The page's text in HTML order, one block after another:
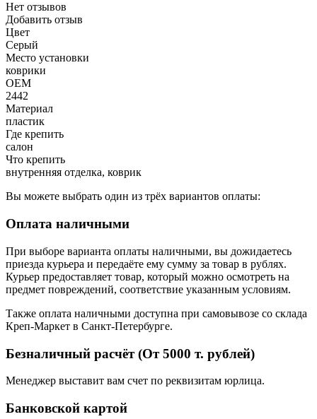
Нет отзывов
Добавить отзыв
Цвет
Серый
Место установки
коврики
OEM
2442
Материал
пластик
Где крепить
салон
Что крепить
внутренняя отделка, коврик
Вы можете выбрать один из трёх вариантов оплаты:
Оплата наличными
При выборе варианта оплаты наличными, вы дожидаетесь
приезда курьера и передаёте ему сумму за товар в рублях.
Курьер предоставляет товар, который можно осмотреть на
предмет повреждений, соответствие указанным условиям.
Также оплата наличными доступна при самовывозе со склада
Креп-Маркет в Санкт-Петербурге.
Безналичный расчёт (От 5000 т. рублей)
Менеджер выставит вам счет по реквизитам юрлица.
Банковской картой